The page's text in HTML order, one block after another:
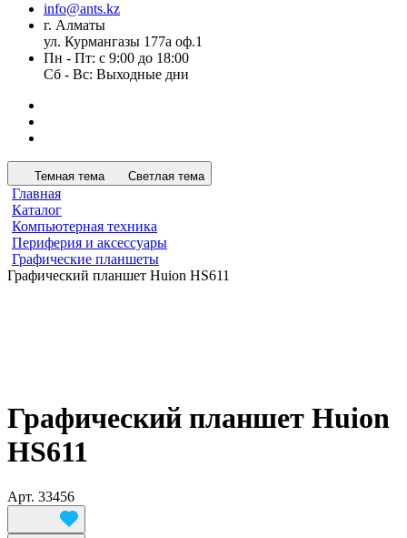
info@ants.kz
г. Алматы
ул. Курмангазы 177а оф.1
Пн - Пт: с 9:00 до 18:00
Сб - Вс: Выходные дни
Темная тема Светлая тема
Главная
Каталог
Компьютерная техника
Периферия и аксессуары
Графические планшеты
Графический планшет Huion HS611
Графический планшет Huion
HS611
Арт. 33456